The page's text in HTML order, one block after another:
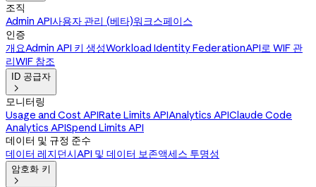
조직
Admin API사용자 관리 (베타)워크스페이스
인증
개요Admin API 키 생성Workload Identity FederationAPI로 WIF 관
리WIF 참조
ID 공급자

모니터링
Usage and Cost APIRate Limits APIAnalytics APIClaude Code
Analytics APISpend Limits API
데이터 및 규정 준수
데이터 레지던시API 및 데이터 보존액세스 투명성
암호화 키
